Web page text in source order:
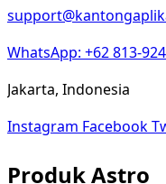
WhatsApp: +62 813-
Jakarta, Indonesia
Instagram Facebook
Produk Astro